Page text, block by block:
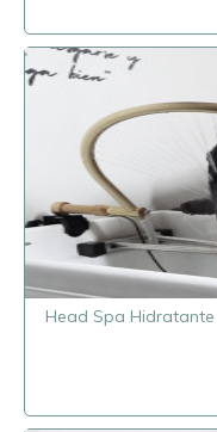
Head Spa